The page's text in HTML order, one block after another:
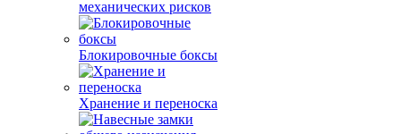
механических рисков
Блокировочные боксы
Хранение и переноска